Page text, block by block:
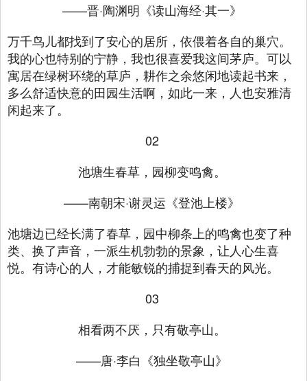
——晋·陶渊明《读山海经·其一》
万千鸟儿都找到了安心的居所，依偎着各自的巢穴。
我的心也特别的宁静，我也很喜爱我这间茅庐。可以
寓居在绿树环绕的草庐，耕作之余悠闲地读起书来，
多么舒适快意的田园生活啊，如此一来，人也安雅清
闲起来了。
02
池塘生春草，园柳变鸣禽。
——南朝宋·谢灵运《登池上楼》
池塘边已经长满了春草，园中柳条上的鸣禽也变了种
类、换了声音，一派生机勃勃的景象，让人心生喜
悦。有诗心的人，才能敏锐的捕捉到春天的风光。
03
相看两不厌，只有敬亭山。
——唐·李白《独坐敬亭山》